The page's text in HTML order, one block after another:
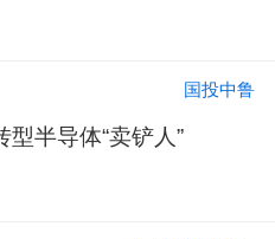
国投中鲁
半导体“卖铲人”